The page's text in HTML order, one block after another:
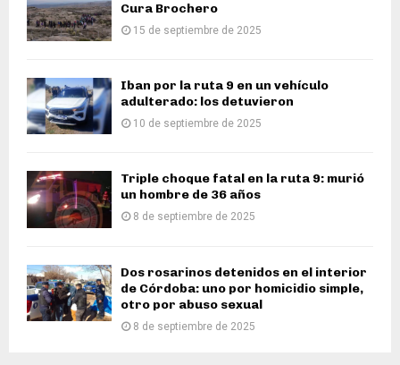
Cura Brochero
15 de septiembre de 2025
Iban por la ruta 9 en un vehículo
adulterado: los detuvieron
10 de septiembre de 2025
Triple choque fatal en la ruta 9: murió
un hombre de 36 años
8 de septiembre de 2025
Dos rosarinos detenidos en el interior
de Córdoba: uno por homicidio simple,
otro por abuso sexual
8 de septiembre de 2025